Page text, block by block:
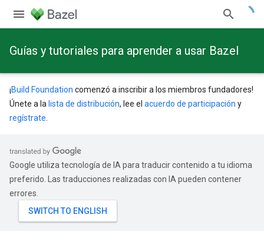
Guías y tutoriales para aprender a usar Bazel
¡Build Foundation comenzó a inscribir a los miembros fundadores!
Únete a la lista de distribución, lee el acuerdo de participación y
regístrate
Google utiliza tecnología de IA para traducir contenido a tu idioma
preferido. Las traducciones realizadas con IA pueden contener
errores.